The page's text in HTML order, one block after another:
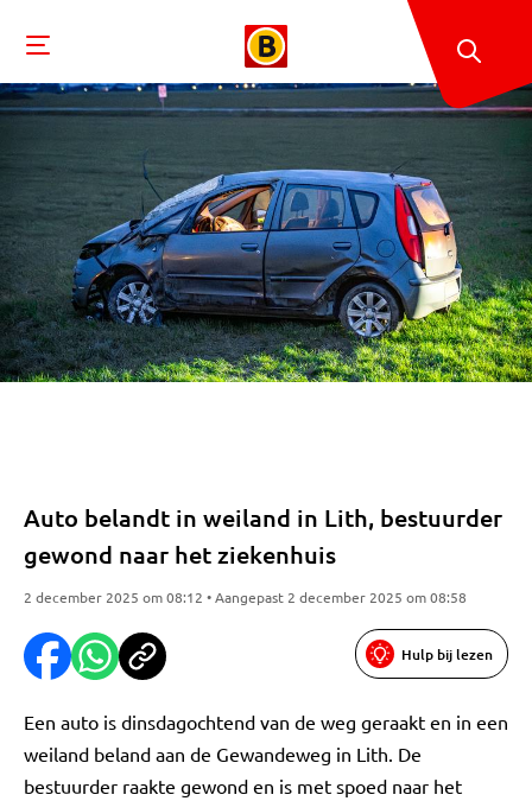
Auto belandt in weiland in Lith, bestuurder
gewond naar het ziekenhuis
2 december 2025 om 08:12 • Aangepast 2 december 2025 om 08:58
Hulp bij lezen
Een auto is dinsdagochtend van de weg geraakt en in een
weiland beland aan de Gewandeweg in Lith. De
bestuurder raakte gewond en is met spoed naar het